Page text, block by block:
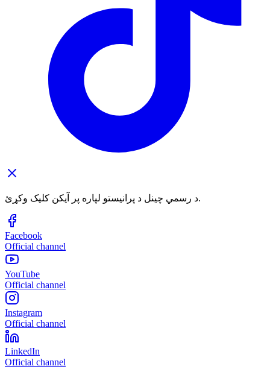
د رسمي چینل د پرانیستو لپاره پر آیکن کلیک وکړئ.
Facebook
Official channel
YouTube
Official channel
Instagram
Official channel
LinkedIn
Official channel